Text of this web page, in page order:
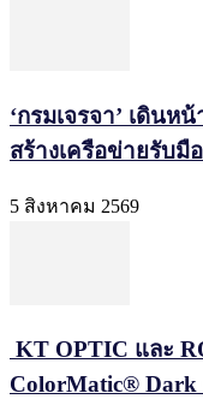
‘กรมเจรจา’ เดิน
สร้างเครือข่ายรับมื
5 สิงหาคม 2569
KT OPTIC และ
ColorMatic®